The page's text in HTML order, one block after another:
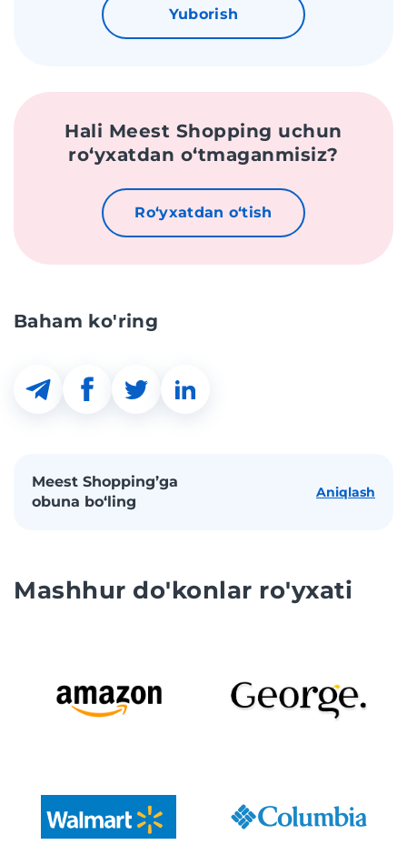
Yuborish
Hali Meest Shopping uchun
roʻyxatdan oʻtmaganmisiz?
Roʻyxatdan oʻtish
Baham ko'ring
Meest Shopping’ga
obuna bo‘ling
Aniqlash
Mashhur do'konlar ro'yxati